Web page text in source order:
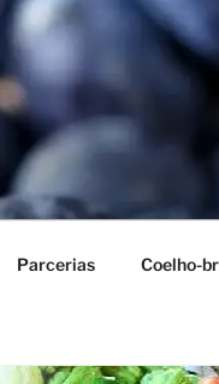
Parcerias Coelho-